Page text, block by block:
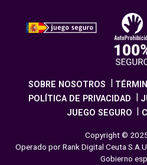
SOBRE NOSOTROS
POLÍTICA DE PRIVACIDAD
JUEGO SEGURO
Copyright ©
Operado por Rank Digital Ceuta
Gobierno